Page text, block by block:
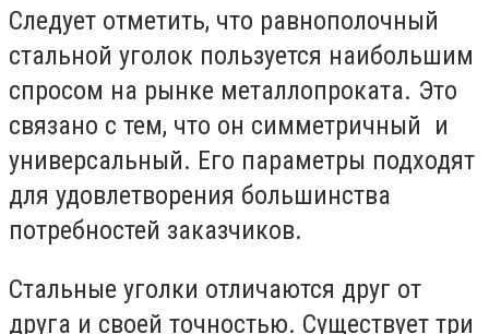
Следует отметить, что равнополочный
стальной уголок пользуется наибольшим
спросом на рынке металлопроката. Это
связано с тем, что он симметричный и
универсальный. Его параметры подходят
для удовлетворения большинства
потребностей заказчиков.
Стальные уголки отличаются друг от
друга и своей точностью. Существует три